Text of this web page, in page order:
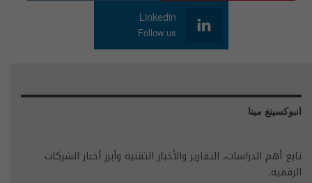
Linkedin
Follow us
انبوكسينغ مينا
تابع أهم الدراسات، التقارير والأخبار التقنية وأبرز أخبار الشركات
الرقمية.